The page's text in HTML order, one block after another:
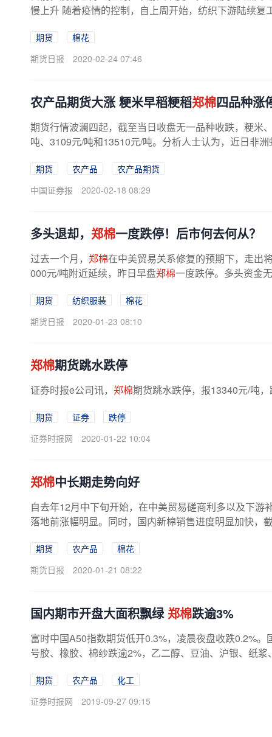
慢上升 随着疫情的控制，自上周开始，纺织下游陆续
期货
棉花
期货日报
2020-02-24 07:46
农产品期货大涨 粳米早稻粳稻郑棉四品种涨
期货行情波澜四起，截至当日收盘无一品种收跌，粳米
吨、3109元/吨和13510元/吨。分析人士认为，近日非
期货 农产品
农产品期货
中国证券报
2020-02-18 08:29
多头退却， 郑棉一度跌停！后市何去何从？
过去一个月， 郑棉在中美贸易关系修复的预期下，走出
000元/吨附近延续，昨日早盘郑棉一度跌停。多头资金
期货 纺织服装
棉花
期货日报
2020-01-23 08:10
郑棉期货跳水跌停
证券时报e公司讯， 郑棉期货跳水跌停，报13340元/吨
期货 证券
跌停
证券时报网
2020-01-22 10:04
郑棉中长期走势向好
自去年12月中下旬开始，在中美贸易磋商利多以及下
落地前涨幅明显。同时，国内新棉销售进度明显加快，
期货 农产品
棉花
期货日报
2020-01-21 08:22
国内期市开盘大面积飘绿 郑棉跌逾3%
富时中国A50指数期货低开0.3%，凌晨夜盘收跌0.2%
号胶、橡胶、棉纱跌逾2%，乙二醇、豆油、沪银、纸
期货 农产品
化工
证券时报网
2019-09-27 09:15